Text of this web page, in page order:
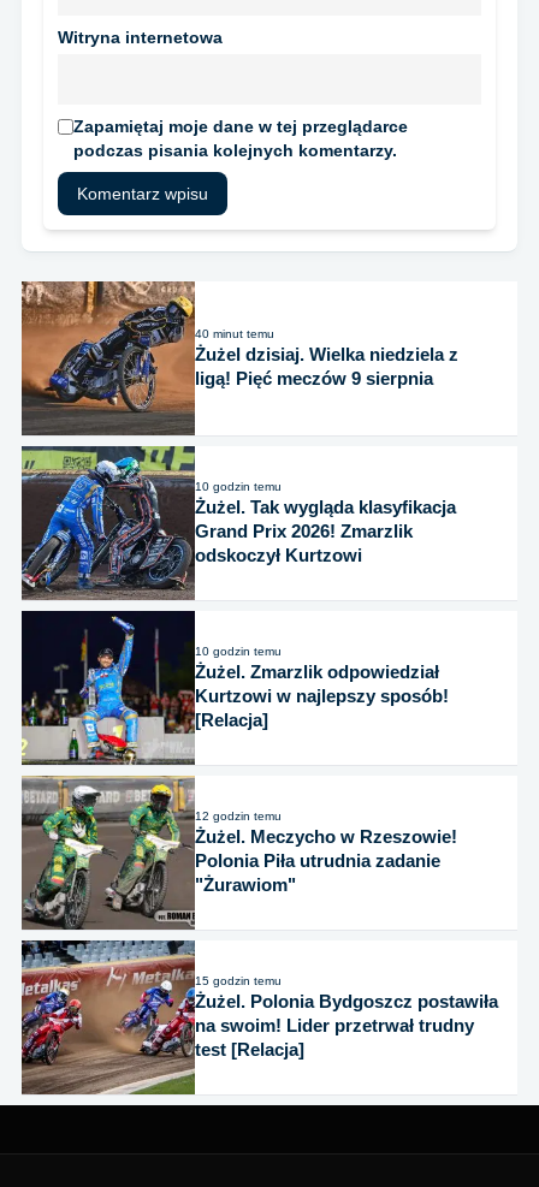
Witryna internetowa
Zapamiętaj moje dane w tej przeglądarce
podczas pisania kolejnych komentarzy.
40 minut temu
Żużel dzisiaj. Wielka niedziela z
ligą! Pięć meczów 9 sierpnia
10 godzin temu
Żużel. Tak wygląda klasyfikacja
Grand Prix 2026! Zmarzlik
odskoczył Kurtzowi
10 godzin temu
Żużel. Zmarzlik odpowiedział
Kurtzowi w najlepszy sposób!
[Relacja]
12 godzin temu
Żużel. Meczycho w Rzeszowie!
Polonia Piła utrudnia zadanie
"Żurawiom"
15 godzin temu
Żużel. Polonia Bydgoszcz postawiła
na swoim! Lider przetrwał trudny
test [Relacja]